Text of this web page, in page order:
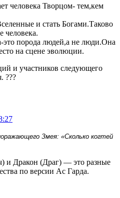
человека Творцом- тем,кем
и стать Богами.Таково
человека.
это порода людей,а не люди.Она
на сцене эволюции.
и участников следующего
???
Змея: «Сколько когтей
и Дракон (Драг) — это разные
по версии Ас Гарда.